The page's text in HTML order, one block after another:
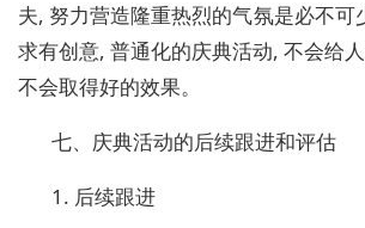
夫, 努力营造隆重热烈的气氛是必不可
求有创意, 普通化的庆典活动, 不会给
不会取得好的效果。
七、庆典活动的后续跟进和评估
1. 后续跟进